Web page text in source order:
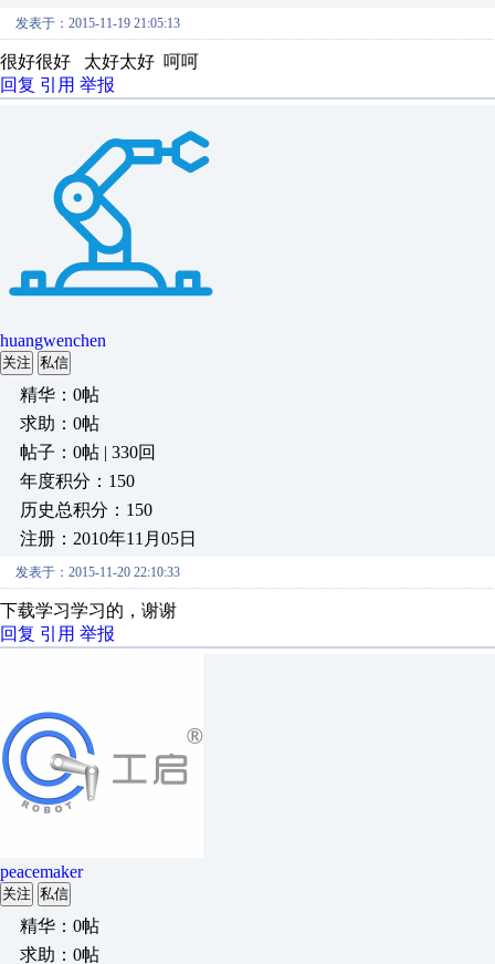
发表于：2015-11-19 21:05:13
很好很好 太好太好 呵呵
回复 引用 举报
huangwenchen
关注 私信
精华：0帖
求助：0帖
帖子：0帖 | 330回
年度积分：150
历史总积分：150
注册：2010年11月05日
发表于：2015-11-20 22:10:33
下载学习学习的，谢谢
回复 引用 举报
peacemaker
关注 私信
精华：0帖
求助：0帖